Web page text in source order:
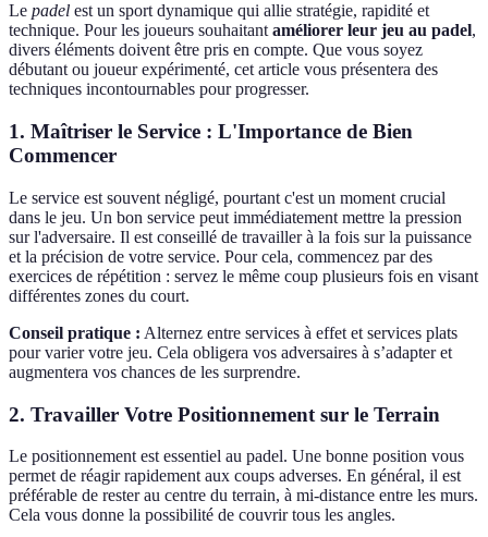
Le padel est un sport dynamique qui allie stratégie, rapidité et
technique. Pour les joueurs souhaitantaméliorer leur jeu au padel,
divers éléments doivent être pris en compte. Que vous soyez
débutant ou joueur expérimenté, cet article vous présentera des
techniques incontournables pour progresser.
1. Maîtriser le Service : L'Importance de Bien
Commencer
Le service est souvent négligé, pourtant c'est un moment crucial
dans le jeu. Un bon service peut immédiatement mettre la pression
sur l'adversaire. Il est conseillé de travailler à la fois sur la puissance
et la précision de votre service. Pour cela, commencez par des
exercices de répétition : servez le même coup plusieurs fois en visant
différentes zones du court.
Conseil pratique : Alternez entre services à effet et services plats
pour varier votre jeu. Cela obligera vos adversaires à s’adapter et
augmentera vos chances de les surprendre.
2. Travailler Votre Positionnement sur le Terrain
Le positionnement est essentiel au padel. Une bonne position vous
permet de réagir rapidement aux coups adverses. En général, il est
préférable de rester au centre du terrain, à mi-distance entre les murs.
Cela vous donne la possibilité de couvrir tous les angles.